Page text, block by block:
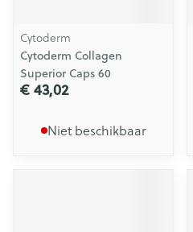
Cytoderm
Cytoderm Collagen
Superior Caps 60
€ 43,02
Niet beschikbaar